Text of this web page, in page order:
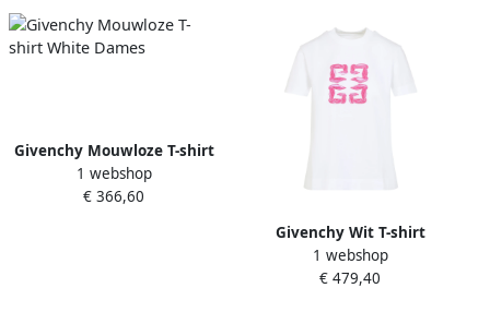
Givenchy Mouwloze T-shirt
White Dames
1 webshop
€ 366,60
Givenchy Wit T-shirt
Elegante Stijl White Dames
1 webshop
€ 479,40